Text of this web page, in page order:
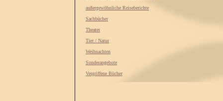
außergewöhnliche Reiseberichte
Sachbücher
Theater
Tier / Natur
Weihnachten
Sonderangebote
Vergriffene Bücher